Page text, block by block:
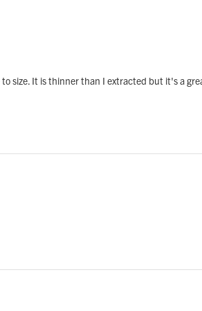
size. It is thinner than I extracted but it's a